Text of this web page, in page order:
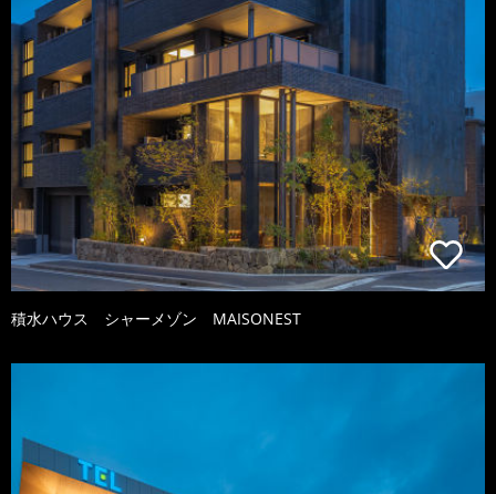
積水ハウス シャーメゾン MAISONEST